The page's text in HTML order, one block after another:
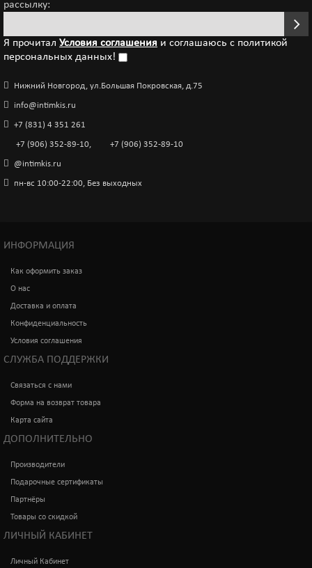
рассылку:
Я прочитал Условия соглашения и соглашаюсь с политикой
персональных данных!
Нижний Новгород, ул.Большая Покровская, д.75
info@intimkis.ru
+7 (831) 4 351 261
+7 (906) 352-89-10, +7 (906) 352-89-10
@intimkis.ru
пн-вс 10:00-22:00, Без выходных
ИНФОРМАЦИЯ
Как оформить заказ
О нас
Доставка и оплата
Конфиденциальность
Условия соглашения
СЛУЖБА ПОДДЕРЖКИ
Связаться с нами
Форма на возврат товара
Карта сайта
ДОПОЛНИТЕЛЬНО
Производители
Подарочные сертификаты
Партнёры
Товары со скидкой
ЛИЧНЫЙ КАБИНЕТ
Личный Кабинет